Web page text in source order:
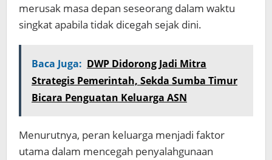
merusak masa depan seseorang dalam waktu
singkat apabila tidak dicegah sejak dini.
Baca Juga: DWP Didorong Jadi Mitra
Strategis Pemerintah, Sekda Sumba Timur
Bicara Penguatan Keluarga ASN
Menurutnya, peran keluarga menjadi faktor
utama dalam mencegah penyalahgunaan